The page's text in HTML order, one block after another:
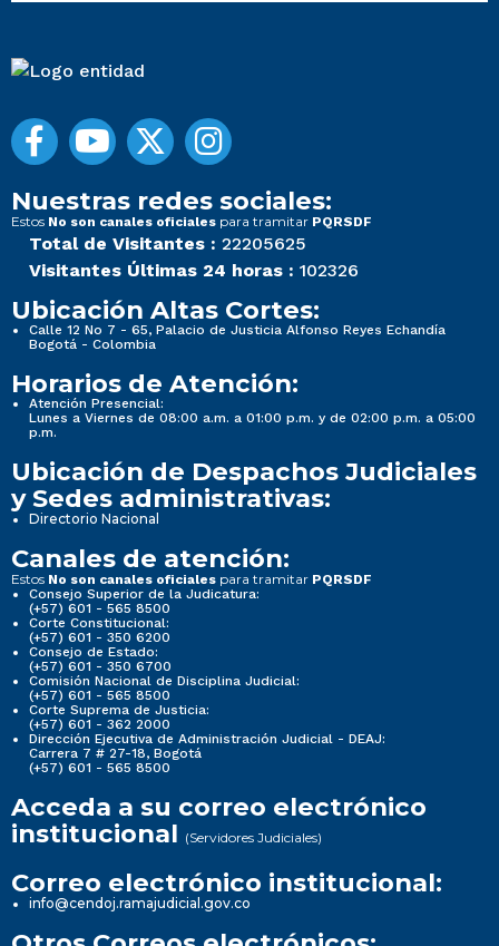
Nuestras redes sociales:
Estos No son canales oficiales para tramitar PQRSDF
Total de Visitantes : 22205625
Visitantes Últimas 24 horas : 102326
Ubicación Altas Cortes:
Calle 12 No 7 - 65, Palacio de Justicia Alfonso Reyes Echandía
Bogotá - Colombia
Horarios de Atención:
Atención Presencial:
Lunes a Viernes de 08:00 a.m. a 01:00 p.m. y de 02:00 p.m. a 05:00
p.m.
Ubicación de Despachos Judiciales
y Sedes administrativas:
Directorio Nacional
Canales de atención:
Estos No son canales oficiales para tramitar PQRSDF
Consejo Superior de la Judicatura:
(+57) 601 - 565 8500
Corte Constitucional:
(+57) 601 - 350 6200
Consejo de Estado:
(+57) 601 - 350 6700
Comisión Nacional de Disciplina Judicial:
(+57) 601 - 565 8500
Corte Suprema de Justicia:
(+57) 601 - 362 2000
Dirección Ejecutiva de Administración Judicial - DEAJ:
Carrera 7 # 27-18, Bogotá
(+57) 601 - 565 8500
Acceda a su correo electrónico
institucional (Servidores Judiciales)
Correo electrónico institucional:
info@cendoj.ramajudicial.gov.co